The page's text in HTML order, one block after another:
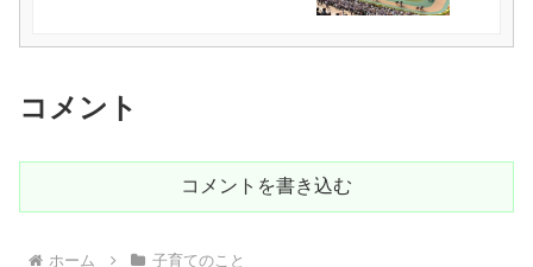
コメント
コメントを書き込む
ホーム 子育てのこと